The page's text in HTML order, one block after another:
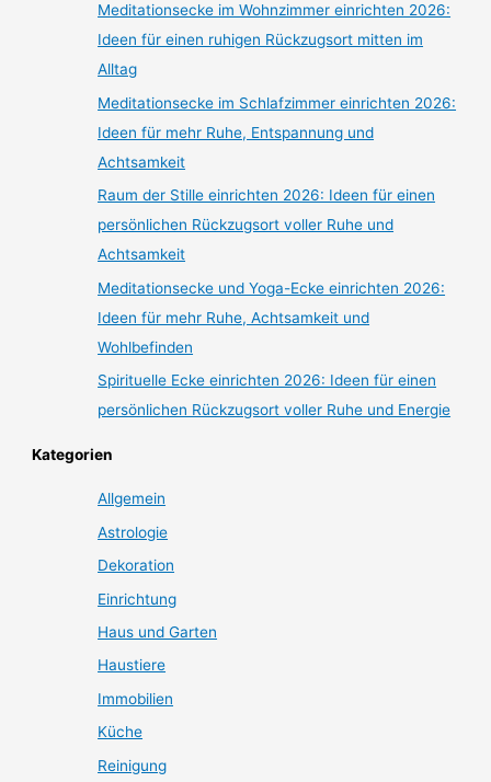
Meditationsecke im Wohnzimmer einrichten 2026:
Ideen für einen ruhigen Rückzugsort mitten im
Alltag
Meditationsecke im Schlafzimmer einrichten 2026:
Ideen für mehr Ruhe, Entspannung und
Achtsamkeit
Raum der Stille einrichten 2026: Ideen für einen
persönlichen Rückzugsort voller Ruhe und
Achtsamkeit
Meditationsecke und Yoga-Ecke einrichten 2026:
Ideen für mehr Ruhe, Achtsamkeit und
Wohlbefinden
Spirituelle Ecke einrichten 2026: Ideen für einen
persönlichen Rückzugsort voller Ruhe und Energie
Kategorien
Allgemein
Astrologie
Dekoration
Einrichtung
Haus und Garten
Haustiere
Immobilien
Küche
Reinigung